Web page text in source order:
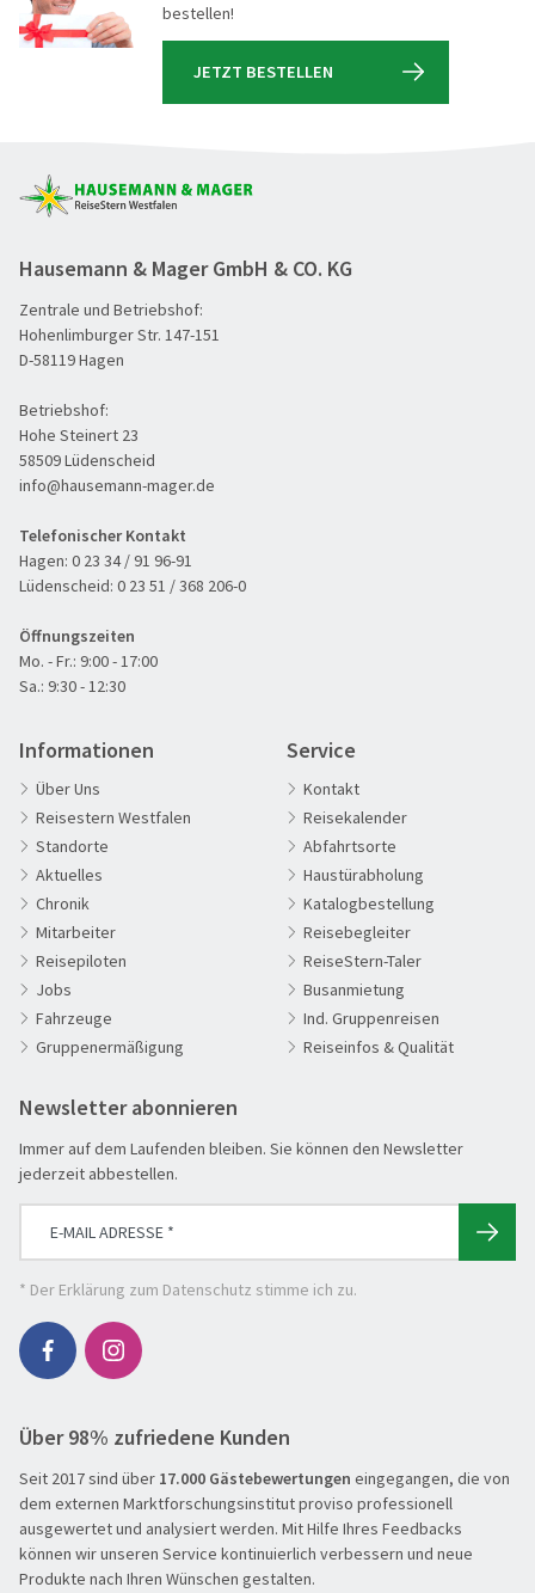
bestellen!
JETZT BESTELLEN
Hausemann & Mager GmbH & CO. KG
Zentrale und Betriebshof:
Hohenlimburger Str. 147-151
D-58119 Hagen
Betriebshof:
Hohe Steinert 23
58509 Lüdenscheid
info@hausemann-mager.de
Telefonischer Kontakt
Hagen: 0 23 34 / 91 96-91
Lüdenscheid: 0 23 51 / 368 206-0
Öffnungszeiten
Mo. - Fr.: 9:00 - 17:00
Sa.: 9:30 - 12:30
Informationen
Über Uns
Reisestern Westfalen
Standorte
Aktuelles
Chronik
Mitarbeiter
Reisepiloten
Jobs
Fahrzeuge
Gruppenermäßigung
Service
Kontakt
Reisekalender
Abfahrtsorte
Haustürabholung
Katalogbestellung
Reisebegleiter
ReiseStern-Taler
Busanmietung
Ind. Gruppenreisen
Reiseinfos & Qualität
Newsletter abonnieren
Immer auf dem Laufenden bleiben. Sie können den Newsletter
jederzeit abbestellen.
* Der Erklärung zum Datenschutz stimme ich zu.
Über 98% zufriedene Kunden
Seit 2017 sind über 17.000 Gästebewertungen eingegangen, die von
dem externen Marktforschungsinstitut proviso professionell
ausgewertet und analysiert werden. Mit Hilfe Ihres Feedbacks
können wir unseren Service kontinuierlich verbessern und neue
Produkte nach Ihren Wünschen gestalten.